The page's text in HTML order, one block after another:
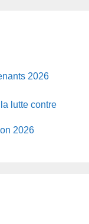
2026
lutte contre
2026